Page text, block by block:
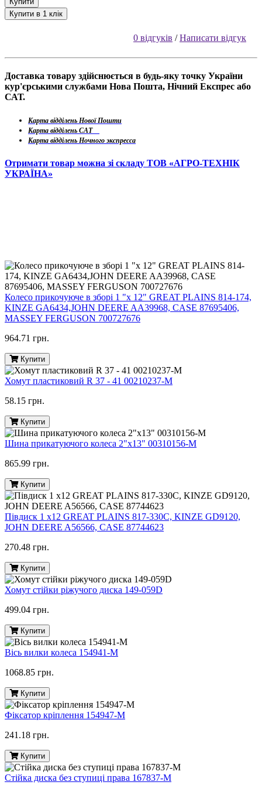
Купити в 1 клік
0 відгуків /Написати відгук
Доставка товару здійснюється в будь-яку точку України
кур'єрськими службами Нова Пошта, Нічний Експрес або
САТ.
Карта відділень Нової Пошти
Карта відділень САТ
Карта відділень Ночного экспресса
Отримати товар можна зі складу ТОВ «АГРО-ТЕХНІК
УКРАЇНА»
Колесо прикочуюче в зборі 1 "х 12" GREAT PLAINS 814-174,
KINZE GA6434,JOHN DEERE AA39968, CASE 87695406,
MASSEY FERGUSON 700727676
964.71 грн.
Купити
Хомут пластиковий R 37 - 41 00210237-M
58.15 грн.
Купити
Шина прикатуючого колеса 2"х13" 00310156-M
865.99 грн.
Купити
Півдиск 1 х12 GREAT PLAINS 817-330C, KINZE GD9120,
JOHN DEERE A56566, CASE 87744623
270.48 грн.
Купити
Хомут стійки ріжучого диска 149-059D
499.04 грн.
Купити
Вісь вилки колеса 154941-M
1068.85 грн.
Купити
Фіксатор кріплення 154947-M
241.18 грн.
Купити
Стійка диска без ступиці права 167837-M